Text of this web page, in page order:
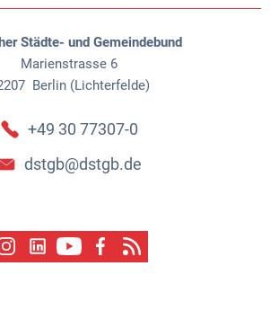
Städte- und Gemeindebund
Marienstrasse 6
Berlin (Lichterfelde)
+49 30 77307-0
dstgb@dstgb.de